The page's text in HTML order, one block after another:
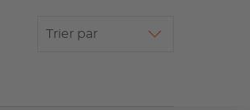
Trier par